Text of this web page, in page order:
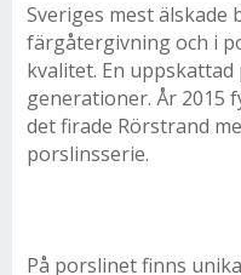
Sveriges mest
färgåtergivning och i
kvalitet. En
generationer. År 2015
det firade Rörstrand
porslinsserie.
På porslinet finns